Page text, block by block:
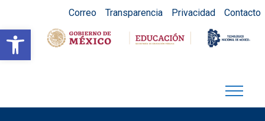
Abrir barra de herramientas
Correo Transparencia Privacidad Contacto